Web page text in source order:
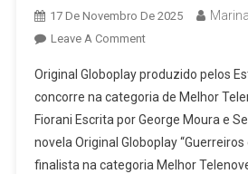
17 De Novembro De 2025
Leave A CommentOn
Do
Sol’
É
Finalista
Do
Original Globoplay produzido pelos
concorre na categoria de Melhor
Fiorani Escrita por George Moura e
novela Original Globoplay “Guerreiros
finalista na categoria Melhor